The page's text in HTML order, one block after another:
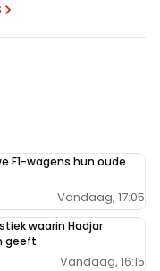
F1-wagens hun oude
Vandaag, 17:05
waarin Hadjar
geeft
Vandaag, 16:15